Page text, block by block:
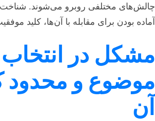
چالش‌های مختلفی روبرو می‌شوند.
آماده بودن برای مقابله با آن‌ها، کلید
مشکل در انتخاب
موضوع و محدود
آن